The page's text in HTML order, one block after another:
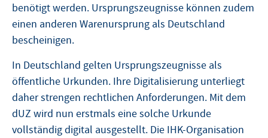
benötigt werden. Ursprungszeugnisse können zudem
einen anderen Warenursprung als Deutschland
bescheinigen.
In Deutschland gelten Ursprungszeugnisse als
öffentliche Urkunden. Ihre Digitalisierung unterliegt
daher strengen rechtlichen Anforderungen. Mit dem
dUZ wird nun erstmals eine solche Urkunde
vollständig digital ausgestellt. Die IHK-Organisation